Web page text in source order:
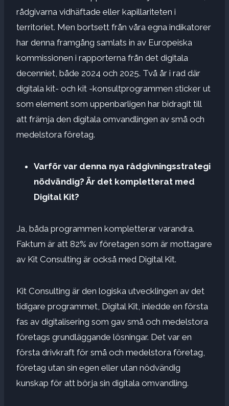
rådgivarna vidhäftade eller kapillariteten i
territoriet. Men bortsett från våra egna indikatorer
har denna framgång samlats in av Europeiska
kommissionen i rapporterna från det digitala
decenniet, både 2024 och 2025. Två år i rad där
digitala kit- och kit -konsultprogrammen sticker ut
som element som uppenbarligen har bidragit till
att främja den digitala omvandlingen av små och
medelstora företag.
Varför var denna nya rådgivningsstrategi
nödvändig? Är det kompletterat med
Digital Kit?
Ja, båda programmen kompletterar varandra.
Faktum är att 82% av företagen som är mottagare
av Kit Consulting är också med Digital Kit.
Kit Consulting är den logiska utvecklingen av det
tidigare programmet, Digital Kit, inledde en första
fas av digitalisering som gav små och medelstora
företags grundläggande lösningar. Det var en
första drivkraft för små och medelstora företag,
företag utan sin egen eller utan nödvändig
kunskap för att börja sin digitala omvandling.